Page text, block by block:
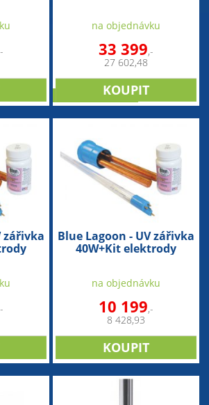
DOPORUČUJEME
na objednávku
33 399,-
27 602,48
zářivka
Blue Lagoon - UV zářivka
40W+Kit elektrody
na objednávku
10 199,-
8 428,93